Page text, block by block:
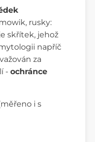
rusky:
skřítek, jehož
napříč
za
- ochránce
i s